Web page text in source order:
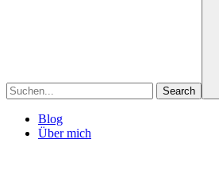
Blog
Über mich